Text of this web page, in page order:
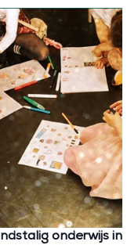
onderwijs in